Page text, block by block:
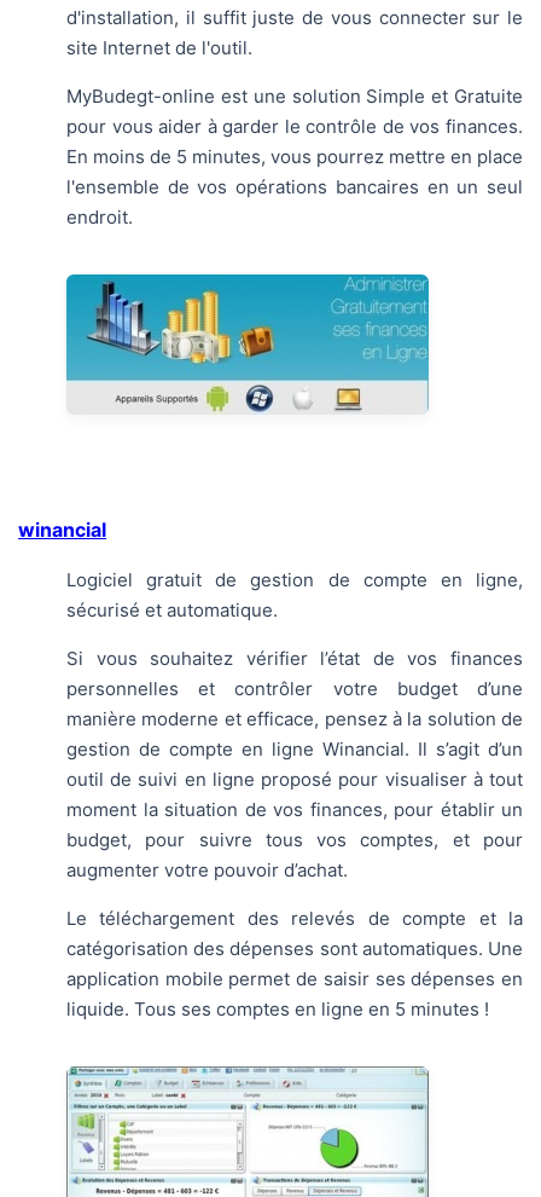
d'installation, il suffit juste de vous connecter sur le
site Internet de l'outil.
MyBudegt-online est une solution Simple et Gratuite
pour vous aider à garder le contrôle de vos finances.
En moins de 5 minutes, vous pourrez mettre en place
l'ensemble de vos opérations bancaires en un seul
endroit.
winancial
Logiciel gratuit de gestion de compte en ligne,
sécurisé et automatique.
Si vous souhaitez vérifier l’état de vos finances
personnelles et contrôler votre budget d’une
manière moderne et efficace, pensez à la solution de
gestion de compte en ligne Winancial. Il s’agit d’un
outil de suivi en ligne proposé pour visualiser à tout
moment la situation de vos finances, pour établir un
budget, pour suivre tous vos comptes, et pour
augmenter votre pouvoir d’achat.
Le téléchargement des relevés de compte et la
catégorisation des dépenses sont automatiques. Une
application mobile permet de saisir ses dépenses en
liquide. Tous ses comptes en ligne en 5 minutes !